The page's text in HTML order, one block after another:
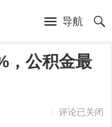
导航
，公积金最
评论已关闭